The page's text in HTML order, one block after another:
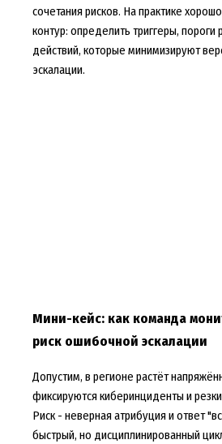
сочетания рисков. На практике
контур: определить триггеры, пороги
действий, которые минимизируют
эскалации.
Мини-кейс: как команда
риск ошибочной эскалации
Допустим, в регионе растёт
фиксируются киберинциденты и
Риск - неверная атрибуция и ответ
быстрый, но дисциплинированный